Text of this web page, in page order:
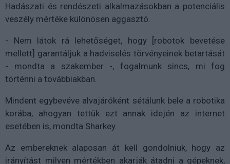
Hadászati és rendészeti alkalmazásokban a potenciális
veszély mértéke különösen aggasztó.
- Nem látok rá lehetőséget, hogy [robotok bevetése
mellett] garantáljuk a hadviselés törvényeinek betartását
- mondta a szakember -, fogalmunk sincs, mi fog
történni a továbbiakban.
Mindent egybevéve alvajáróként sétálunk bele a robotika
korába, ahogyan tettük ezt annak idején az internet
esetében is, mondta Sharkey.
Az embereknek alaposan át kell gondolniuk, hogy az
irányítást milyen mértékben akarják átadni a gépeknek,